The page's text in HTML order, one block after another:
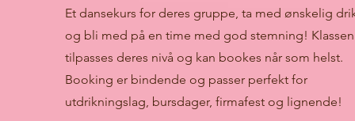
Et dansekurs for deres gruppe, ta med ønskelig
og bli med på en time med god stemning! Klassen
tilpasses deres nivå og kan bookes når som helst.
Booking er bindende og passer perfekt for
utdrikningslag, bursdager, firmafest og lignende!